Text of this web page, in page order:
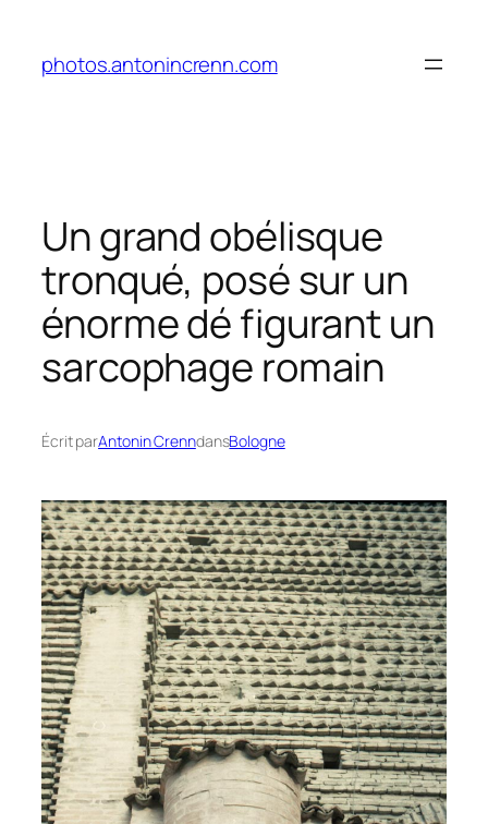
contenu
photos.antonincrenn.com
Un grand obélisque
tronqué, posé sur un
énorme dé figurant un
sarcophage romain
Écrit parAntonin CrenndansBologne